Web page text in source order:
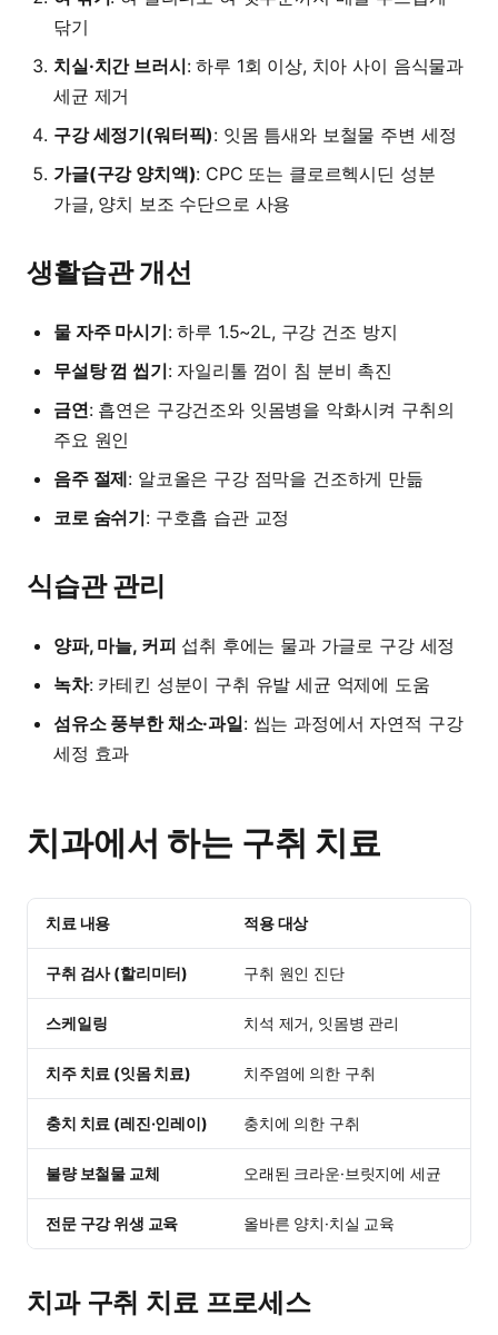
닦기
치실·치간 브러시: 하루 1회 이상, 치아 사이 음식물과
세균 제거
구강 세정기(워터픽): 잇몸 틈새와 보철물 주변 세정
가글(구강 양치액): CPC 또는 클로르헥시딘 성분
가글, 양치 보조 수단으로 사용
생활습관 개선
물 자주 마시기: 하루 1.5~2L, 구강 건조 방지
무설탕 껌 씹기: 자일리톨 껌이 침 분비 촉진
금연: 흡연은 구강건조와 잇몸병을 악화시켜 구취의
주요 원인
음주 절제: 알코올은 구강 점막을 건조하게 만듦
코로 숨쉬기: 구호흡 습관 교정
식습관 관리
양파, 마늘, 커피 섭취 후에는 물과 가글로 구강 세정
녹차: 카테킨 성분이 구취 유발 세균 억제에 도움
섬유소 풍부한 채소·과일: 씹는 과정에서 자연적 구강
세정 효과
치과에서 하는 구취 치료
치료 내용 적용 대상
구취 검사 (할리미터) 구취 원인 진단
스케일링 치석 제거, 잇몸병 관리
치주 치료 (잇몸 치료) 치주염에 의한 구취
충치 치료 (레진·인레이) 충치에 의한 구취
불량 보철물 교체 오래된 크라운·브릿지에 세균
전문 구강 위생 교육 올바른 양치·치실 교육
치과 구취 치료 프로세스